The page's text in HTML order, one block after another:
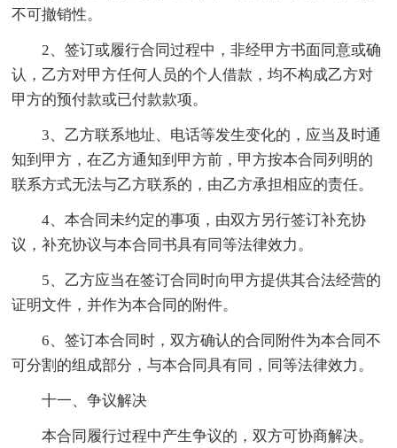
不可撤销性。
2、签订或履行合同过程中，非经甲方书面同意或确
认，乙方对甲方任何人员的个人借款，均不构成乙方对
甲方的预付款或已付款款项。
3、乙方联系地址、电话等发生变化的，应当及时通
知到甲方，在乙方通知到甲方前，甲方按本合同列明的
联系方式无法与乙方联系的，由乙方承担相应的责任。
4、本合同未约定的事项，由双方另行签订补充协
议，补充协议与本合同书具有同等法律效力。
5、乙方应当在签订合同时向甲方提供其合法经营的
证明文件，并作为本合同的附件。
6、签订本合同时，双方确认的合同附件为本合同不
可分割的组成部分，与本合同具有同，同等法律效力。
十一、争议解决
本合同履行过程中产生争议的，双方可协商解决。